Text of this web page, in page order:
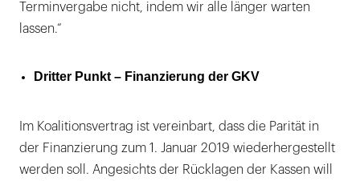
Terminvergabe nicht, indem wir alle länger warten
lassen.“
Dritter Punkt – Finanzierung der GKV
Im Koalitionsvertrag ist vereinbart, dass die Parität in
der Finanzierung zum 1. Januar 2019 wiederhergestellt
werden soll. Angesichts der Rücklagen der Kassen will